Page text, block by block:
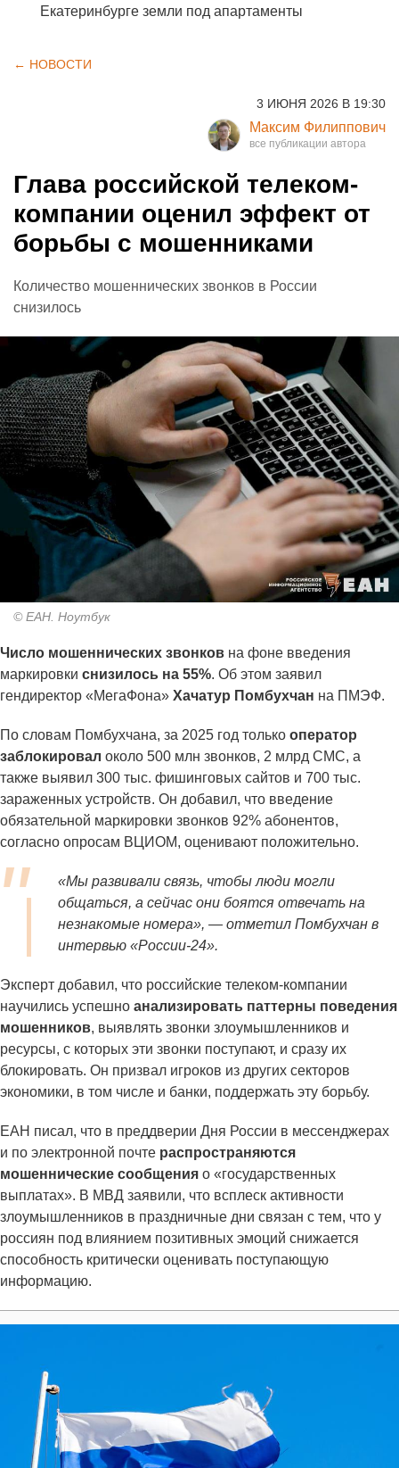
Екатеринбурге земли под апартаменты
← НОВОСТИ
3 ИЮНЯ 2026 В 19:30
Максим Филиппович
Глава российской телеком-
компании оценил эффект от
борьбы с мошенниками
Количество мошеннических звонков в России
снизилось
© ЕАН. Ноутбук
Число мошеннических звонков на фоне введения
маркировки снизилось на 55%. Об этом заявил
гендиректор «МегаФона» Хачатур Помбухчан на ПМЭФ.
По словам Помбухчана, за 2025 год только оператор
заблокировал около 500 млн звонков, 2 млрд СМС, а
также выявил 300 тыс. фишинговых сайтов и 700 тыс.
зараженных устройств. Он добавил, что введение
обязательной маркировки звонков 92% абонентов,
согласно опросам ВЦИОМ, оценивают положительно.
«Мы развивали связь, чтобы люди могли
общаться, а сейчас они боятся отвечать на
незнакомые номера», — отметил Помбухчан в
интервью «России-24».
Эксперт добавил, что российские телеком-компании
научились успешно анализировать паттерны поведения
мошенников, выявлять звонки злоумышленников и
ресурсы, с которых эти звонки поступают, и сразу их
блокировать. Он призвал игроков из других секторов
экономики, в том числе и банки, поддержать эту борьбу.
ЕАН писал, что в преддверии Дня России в мессенджерах
и по электронной почте распространяются
мошеннические сообщения о «государственных
выплатах». В МВД заявили, что всплеск активности
злоумышленников в праздничные дни связан с тем, что у
россиян под влиянием позитивных эмоций снижается
способность критически оценивать поступающую
информацию.